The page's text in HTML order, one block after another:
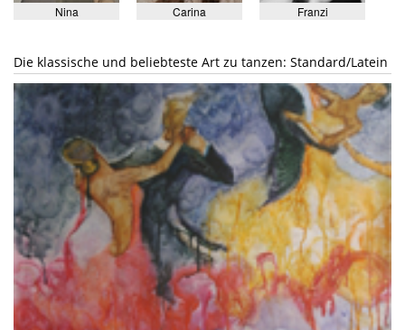
Nina Carina Franzi
Die klassische und beliebteste Art zu tanzen: Standard/Latein